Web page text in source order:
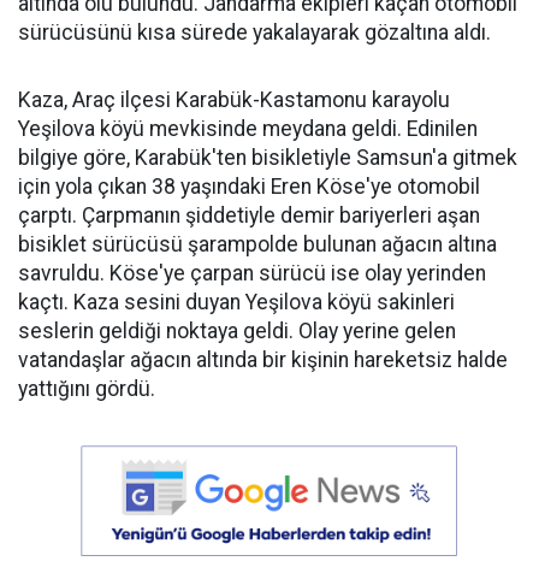
sürücüsünü kısa sürede yakalayarak gözaltına aldı.
Kaza, Araç ilçesi Karabük-Kastamonu karayolu
Yeşilova köyü mevkisinde meydana geldi. Edinilen
bilgiye göre, Karabük'ten bisikletiyle Samsun'a gitmek
için yola çıkan 38 yaşındaki Eren Köse'ye otomobil
çarptı. Çarpmanın şiddetiyle demir bariyerleri aşan
bisiklet sürücüsü şarampolde bulunan ağacın altına
savruldu. Köse'ye çarpan sürücü ise olay yerinden
kaçtı. Kaza sesini duyan Yeşilova köyü sakinleri
seslerin geldiği noktaya geldi. Olay yerine gelen
vatandaşlar ağacın altında bir kişinin hareketsiz halde
yattığını gördü.